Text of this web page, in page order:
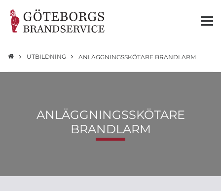
UTBILDNING ANLÄGGNINGSSKÖTARE BRANDLARM
ANLÄGGNINGSSKÖTARE
BRANDLARM